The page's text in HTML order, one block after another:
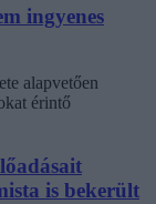
ingyenes
alapvetően
érintő
is bekerült